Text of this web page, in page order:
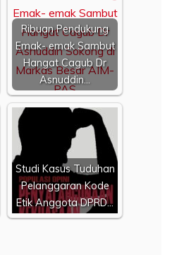
Ribuan Pendukung
Emak- emak Sambut
Hangat Cagub Dr
Asnuddin…
Studi Kasus Tuduhan
Pelanggaran Kode
Etik Anggota DPRD…